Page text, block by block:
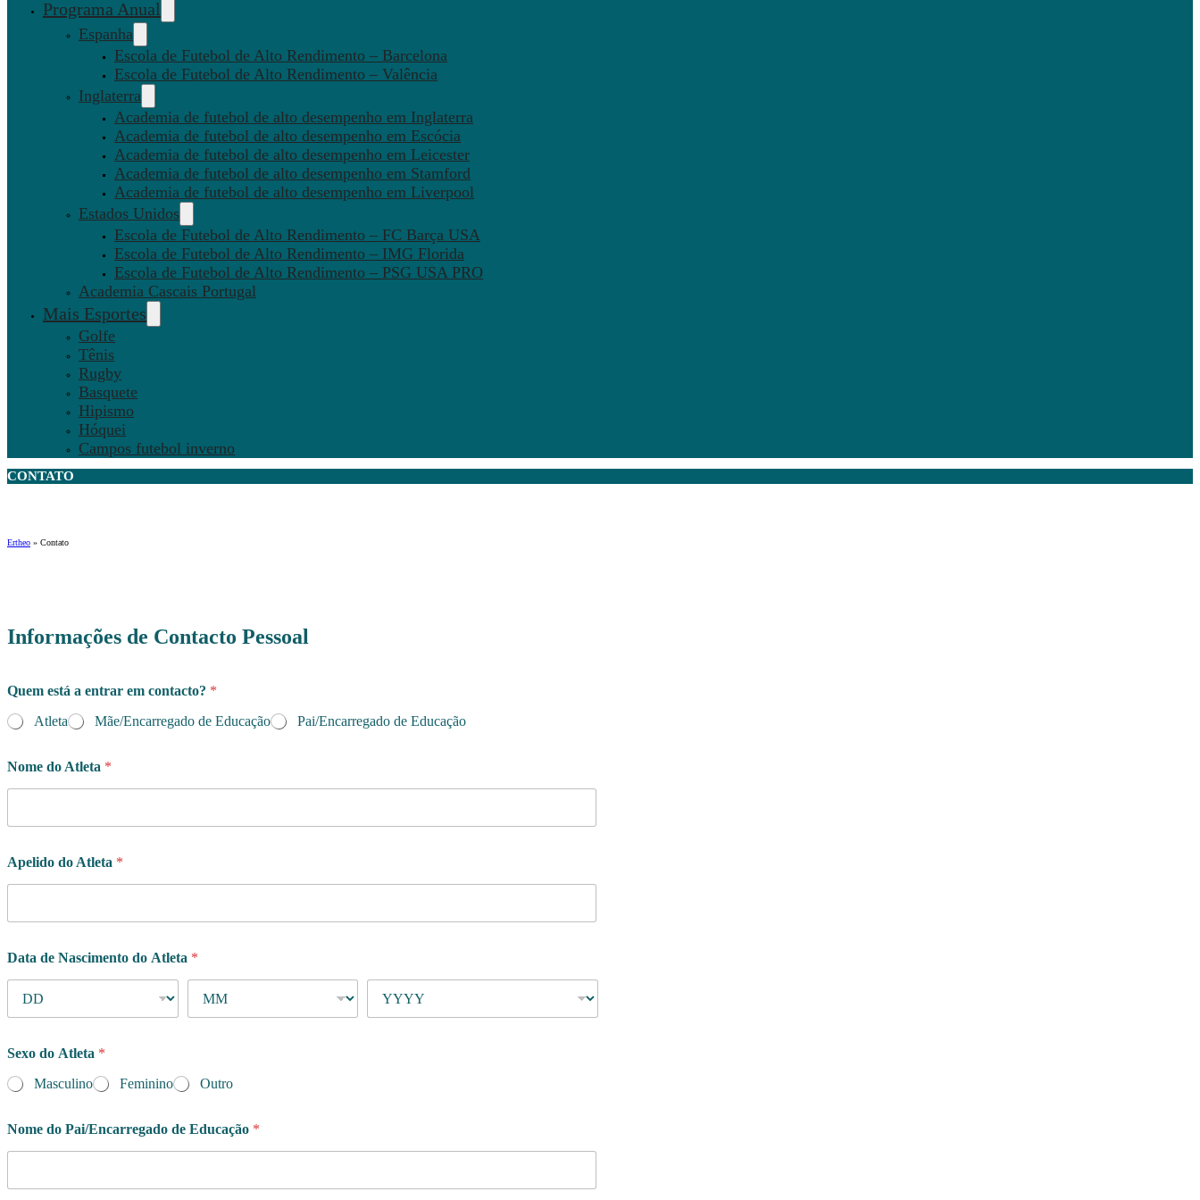
Programa Anual
Espanha
Escola de Futebol de Alto Rendimento – Barcelona
Escola de Futebol de Alto Rendimento – Valência
Inglaterra
Academia de futebol de alto desempenho em Inglaterra
Academia de futebol de alto desempenho em Escócia
Academia de futebol de alto desempenho em Leicester
Academia de futebol de alto desempenho em Stamford
Academia de futebol de alto desempenho em Liverpool
Estados Unidos
Escola de Futebol de Alto Rendimento – FC Barça USA
Escola de Futebol de Alto Rendimento – IMG Florida
Escola de Futebol de Alto Rendimento – PSG USA PRO
Academia Cascais Portugal
Mais Esportes
Golfe
Tênis
Rugby
Basquete
Hipismo
Hóquei
Campos futebol inverno
CONTATO
Ertheo » Contato
Informações de Contacto Pessoal
Quem está a entrar em contacto? *
Atleta
Mãe/Encarregado de Educação Pai/Encarregado de Educação
Nome do Atleta *
Apelido do Atleta *
E
d
ç
ã
o
u
Data de Nascimento do Atleta *
Sexo do Atleta *
Masculino
Feminino Outro
Nome do Pai/Encarregado de Educação *